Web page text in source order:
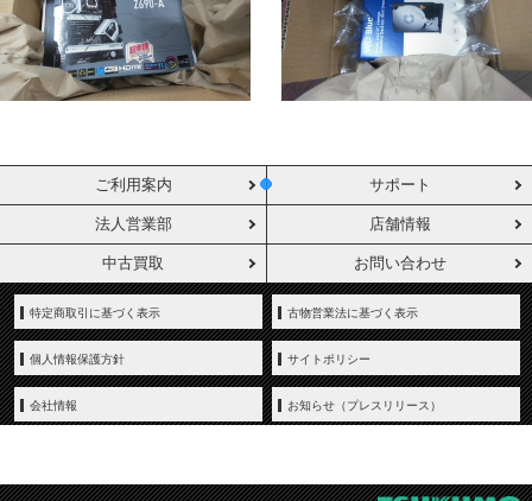
ご利用案内 サポート
法人営業部 店舗情報
中古買取 お問い合わせ
特定商取引に基づく表示 古物営業法に基づく表示
個人情報保護方針 サイトポリシー
会社情報 お知らせ（プレスリリース）